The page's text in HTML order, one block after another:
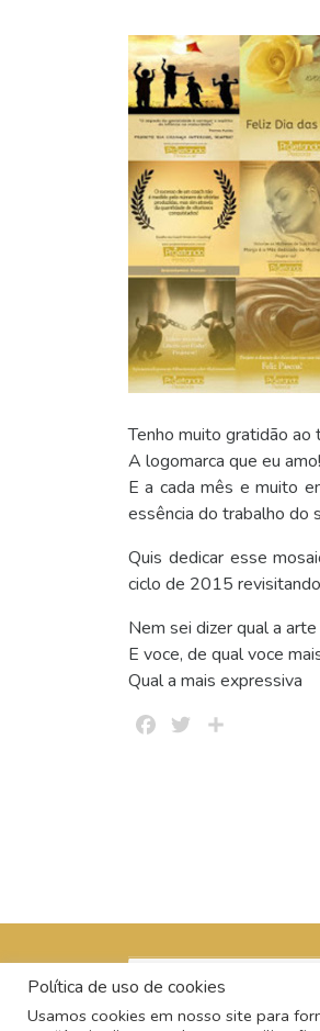
Tenho muito gratidão
A logomarca que eu amo!
E a cada mês e muito
essência do trabalho do
Quis dedicar esse
ciclo de 2015
Nem sei dizer qual a
E voce, de qual voce
Qual a mais expressiva
FacebookTwitter
Política de uso de cookies
Usamos cookies em nosso site para